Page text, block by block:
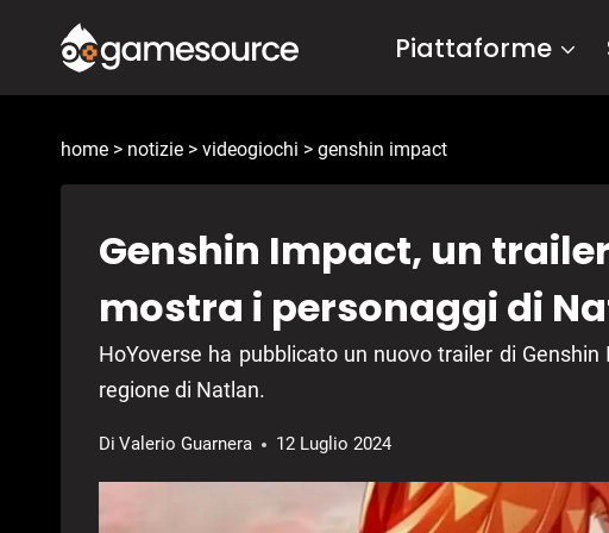
contenuto
Piattaforme
home > notizie > videogiochi > genshin impact
Genshin Impact, un
mostra i personaggi di
HoYoverse ha pubblicato un nuovo trailer di
regione di Natlan.
Di Valerio Guarnera 12 Luglio 2024